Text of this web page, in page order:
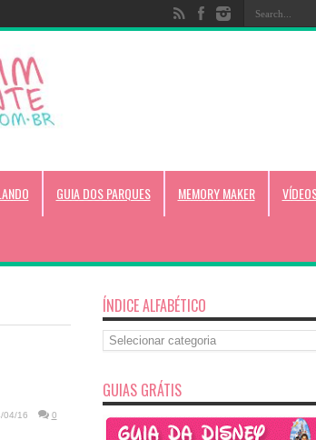
GUIA DOS PARQUES MEMORY MAKER
04/16
0
ÍNDICE ALFABÉTICO
Índice
Alfabético
GUIAS GRÁTIS